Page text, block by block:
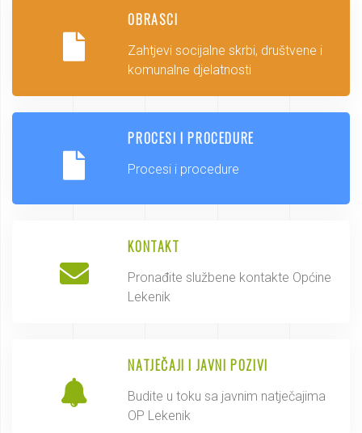
OBRASCI
Zahtjevi socijalne skrbi, društvene i
komunalne djelatnosti
PROCESI I PROCEDURE
Procesi i procedure
KONTAKT
Pronađite službene kontakte Općine
Lekenik
NATJEČAJI I JAVNI POZIVI
Budite u toku sa javnim natječajima
OP Lekenik